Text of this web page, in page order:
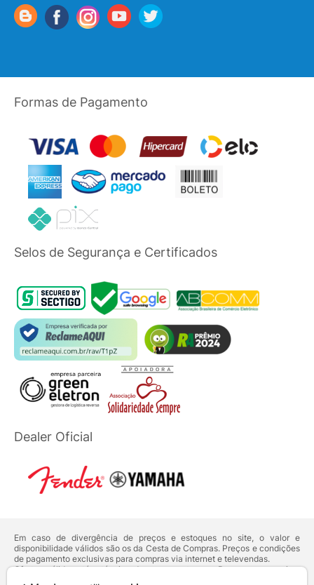
Formas de Pagamento
Selos de Segurança e Certificados
Dealer Oficial
Em caso de divergência de preços e estoques no site, o valor e
disponibilidade válidos são os da Cesta de Compras. Preços e condições
de pagamento exclusivas para compras via internet e televendas.
Ofertas válidas até o término de nossos estoques. Para compras acima